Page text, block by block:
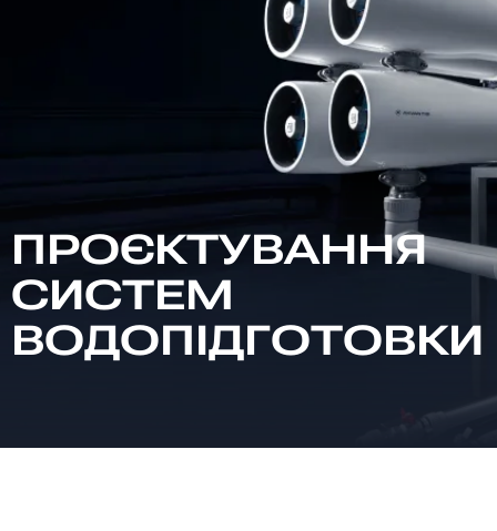
ПРОЄКТУВАННЯ
CИСТЕМ
ВОДОПІДГОТОВКИ